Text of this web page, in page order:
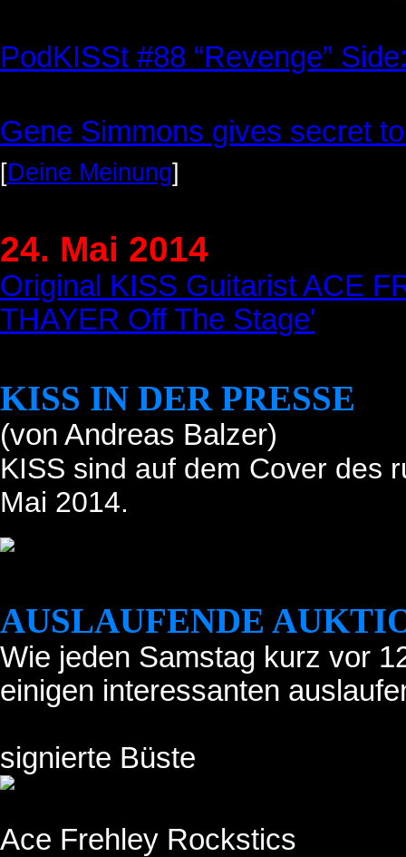
PodKISSt #88 “Revenge”
Gene Simmons gives secret
[Deine Meinung]
24. Mai 2014
Original KISS Guitarist ACE
THAYER Off The Stage'
KISS IN DER PRESSE
(von Andreas Balzer)
KISS sind auf dem Cover des
Mai 2014.
AUSLAUFENDE
Wie jeden Samstag kurz vor
einigen interessanten
signierte Büste
Ace Frehley Rockstics